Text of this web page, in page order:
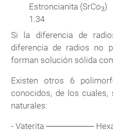
Estroncianita (SrCo3)
1.34
Si la diferencia de
diferencia de radios no
forman solución sólida
Existen otros 6
conocidos, de los
naturales:
- Vaterita ────────